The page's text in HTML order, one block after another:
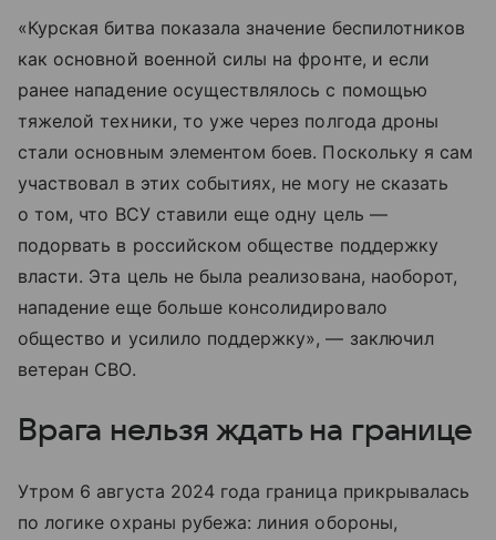
«Курская битва показала значение беспилотников
как основной военной силы на фронте, и если
ранее нападение осуществлялось с помощью
тяжелой техники, то уже через полгода дроны
стали основным элементом боев. Поскольку я сам
участвовал в этих событиях, не могу не сказать
о том, что ВСУ ставили еще одну цель —
подорвать в российском обществе поддержку
власти. Эта цель не была реализована, наоборот,
нападение еще больше консолидировало
общество и усилило поддержку», — заключил
ветеран СВО.
Врага нельзя ждать на границе
Утром 6 августа 2024 года граница прикрывалась
по логике охраны рубежа: линия обороны,